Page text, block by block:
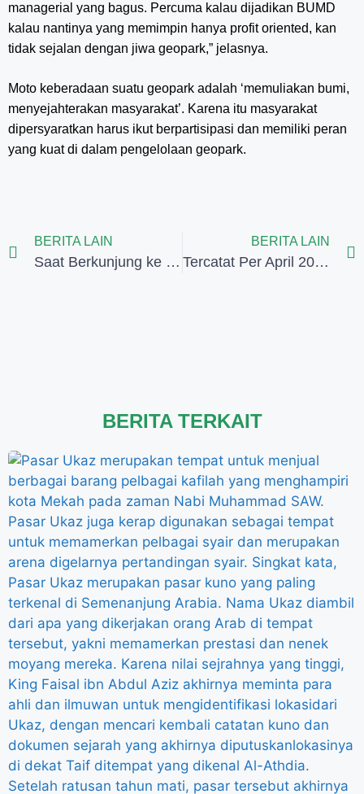
managerial yang bagus. Percuma kalau dijadikan BUMD
kalau nantinya yang memimpin hanya profit oriented, kan
tidak sejalan dengan jiwa geopark,” jelasnya.
Moto keberadaan suatu geopark adalah ‘memuliakan bumi,
menyejahterakan masyarakat’. Karena itu masyarakat
dipersyaratkan harus ikut berpartisipasi dan memiliki peran
yang kuat di dalam pengelolaan geopark.
BERITA LAIN
Saat Berkunjung ke Masjid Ka’bah di Makassar
BERITA LAIN
Tercatat Per April 2019 Animo Jamaah Umroh Terus Meningkat
BERITA TERKAIT